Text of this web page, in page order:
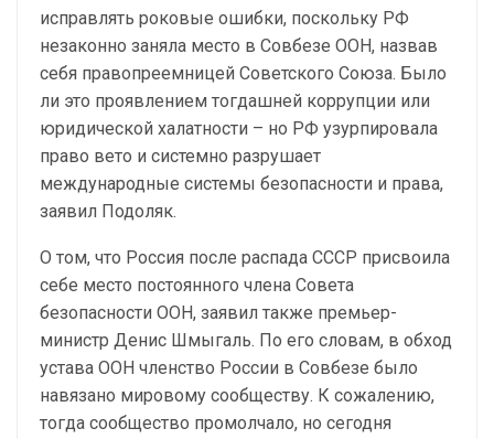
исправлять роковые ошибки, поскольку РФ
незаконно заняла место в Совбезе ООН, назвав
себя правопреемницей Советского Союза. Было
ли это проявлением тогдашней коррупции или
юридической халатности – но РФ узурпировала
право вето и системно разрушает
международные системы безопасности и права,
заявил Подоляк.
О том, что Россия после распада СССР присвоила
себе место постоянного члена Совета
безопасности ООН, заявил также премьер-
министр Денис Шмыгаль. По его словам, в обход
устава ООН членство России в Совбезе было
навязано мировому сообществу. К сожалению,
тогда сообщество промолчало, но сегодня